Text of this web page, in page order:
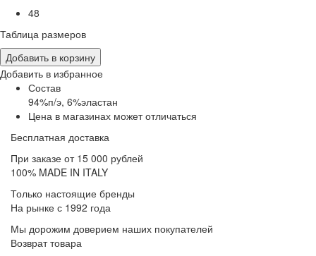
48
Таблица размеров
Добавить в корзину
Добавить в избранное
Состав
94%п/э, 6%эластан
Цена в магазинах может отличаться
Бесплатная доставка
При заказе от 15 000 рублей
100% MADE IN ITALY
Только настоящие бренды
На рынке с 1992 года
Мы дорожим доверием наших покупателей
Возврат товара